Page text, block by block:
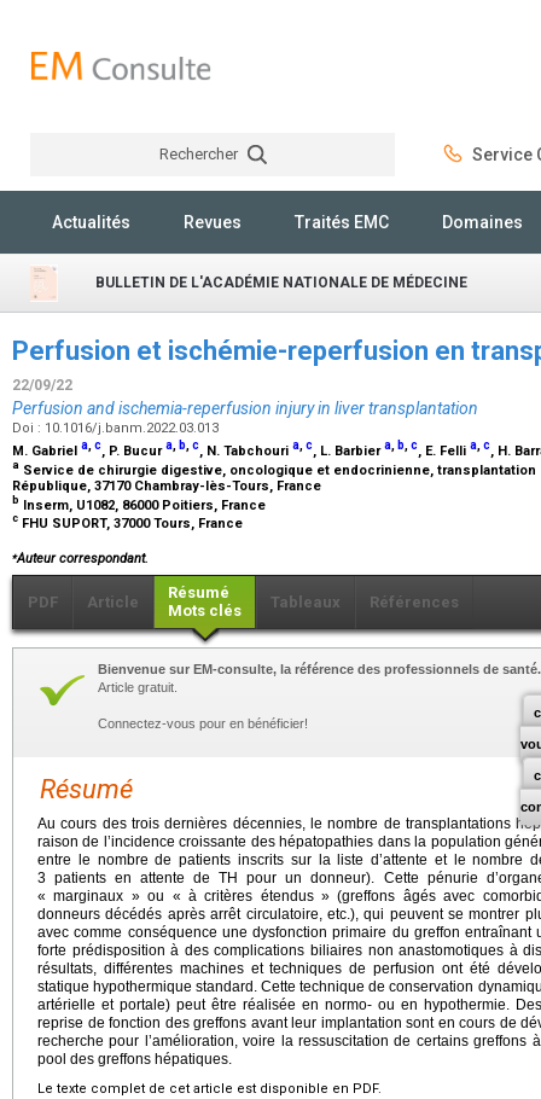
Rechercher Service
Actualités Revues Traités EMC Domaines
BULLETIN DE L'ACADÉMIE NATIONALE DE MÉDECINE
Perfusion et ischémie-reperfusion en
22/09/22
Perfusion and ischemia-reperfusion injury in liver transplantation
Doi : 10.1016/j.banm.2022.03.013
M. Gabriel a,c, P. Bucura, b,c, N. Tabchouri a,c, L. Barbiera, b,c, E. Felli a,c, H.
a Service de chirurgie digestive, oncologique et endocrinienne, transplantation
République, 37170 Chambray-lès-Tours, France
b Inserm, U1082, 86000 Poitiers, France
c FHU SUPORT, 37000 Tours, France
⁎Auteur correspondant.
PDF Article
Résumé
Mots clés
Tableaux Références
Bienvenue sur EM-consulte, la référence des professionnels de santé.
Article gratuit.
Connectez-vous pour en bénéficier!
Résumé
Au cours des trois dernières décennies, le nombre de transplantations
raison de l’incidence croissante des hépatopathies dans la population
entre le nombre de patients inscrits sur la liste d’attente et le nombre
3 patients en attente de TH pour un donneur). Cette pénurie
« marginaux » ou « à critères étendus » (greffons âgés avec
donneurs décédés après arrêt circulatoire, etc.), qui peuvent se montrer
avec comme conséquence une dysfonction primaire du greffon
forte prédisposition à des complications biliaires non anastomotiques à
résultats, différentes machines et techniques de perfusion ont été
statique hypothermique standard. Cette technique de conservation
artérielle et portale) peut être réalisée en normo- ou en hypothermie.
reprise de fonction des greffons avant leur implantation sont en cours de
recherche pour l’amélioration, voire la ressuscitation de certains greffons
pool des greffons hépatiques.
Le texte complet de cet article est disponible en PDF.